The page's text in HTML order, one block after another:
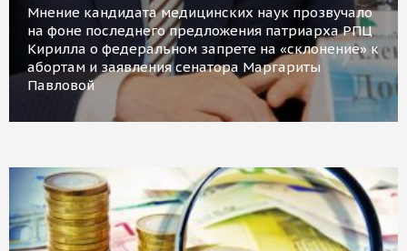
Мнение кандидата медицинских наук прозвучало
на фоне последнего предложения патриарха РПЦ
Кирилла о федеральном запрете на «склонение» к
абортам и заявления сенатора Маргариты
Павловой